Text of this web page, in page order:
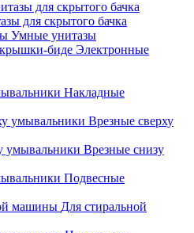
для скрытого бачка
Умные унитазы
Электронные
Накладные
Врезные сверху
Врезные снизу
Подвесные
Для стиральной